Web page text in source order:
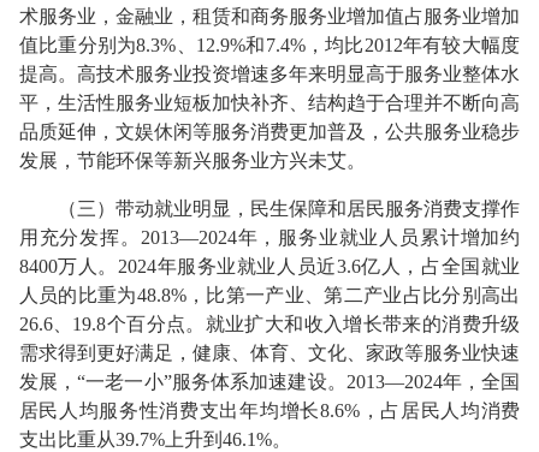
术服务业，金融业，租赁和商务服务业增加值占服务业增加
值比重分别为8.3%、12.9%和7.4%，均比2012年有较大幅度
提高。高技术服务业投资增速多年来明显高于服务业整体水
平，生活性服务业短板加快补齐、结构趋于合理并不断向高
品质延伸，文娱休闲等服务消费更加普及，公共服务业稳步
发展，节能环保等新兴服务业方兴未艾。
（三）带动就业明显，民生保障和居民服务消费支撑作
用充分发挥。2013—2024年，服务业就业人员累计增加约
8400万人。2024年服务业就业人员近3.6亿人，占全国就业
人员的比重为48.8%，比第一产业、第二产业占比分别高出
26.6、19.8个百分点。就业扩大和收入增长带来的消费升级
需求得到更好满足，健康、体育、文化、家政等服务业快速
发展，“一老一小”服务体系加速建设。2013—2024年，全国
居民人均服务性消费支出年均增长8.6%，占居民人均消费
支出比重从39.7%上升到46.1%。